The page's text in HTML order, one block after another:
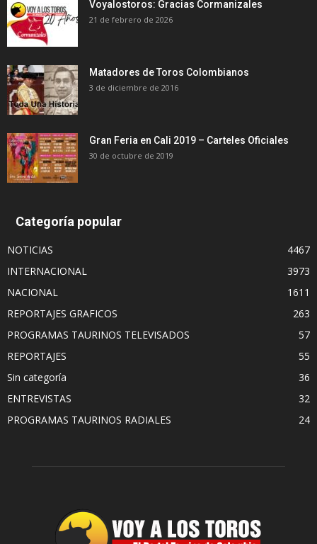
Voyalostoros: Gracias Cormanizales
21 de febrero de 2026
Matadores de Toros Colombianos
3 de diciembre de 2016
Gran Feria en Cali 2019 – Carteles Oficiales
30 de octubre de 2019
Categoría popular
NOTICIAS
4467
INTERNACIONAL
3973
NACIONAL
1611
REPORTAJES GRAFICOS
263
PROGRAMAS TAURINOS TELEVISADOS
57
REPORTAJES
55
Sin categoría
36
ENTREVISTAS
32
PROGRAMAS TAURINOS RADIALES
24